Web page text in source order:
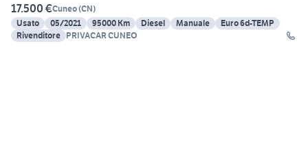
17.500 €Cuneo(CN)
Usato
05/2021 95000 Km Diesel Manuale
Euro 6d-TEMP
Rivenditore PRIVACAR CUNEO